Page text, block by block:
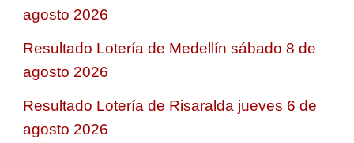
agosto 2026
Resultado Lotería de Medellín sábado 8 de
agosto 2026
Resultado Lotería de Risaralda jueves 6 de
agosto 2026